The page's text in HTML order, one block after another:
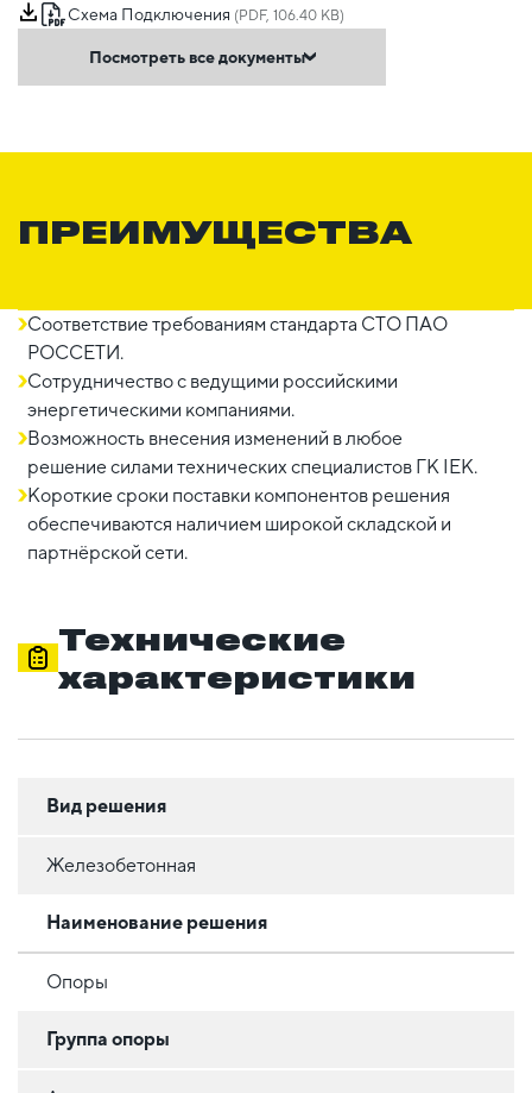
Схема Подключения (PDF, 106.40 KB)
Посмотреть все документы
ПРЕИМУЩЕСТВА
Соответствие требованиям стандарта СТО ПАО
РОССЕТИ.
Сотрудничество с ведущими российскими
энергетическими компаниями.
Возможность внесения изменений в любое
решение силами технических специалистов ГК IEK.
Короткие сроки поставки компонентов решения
обеспечиваются наличием широкой складской и
партнёрской сети.
Технические
характеристики
Вид решения
Железобетонная
Наименование решения
Опоры
Группа опоры